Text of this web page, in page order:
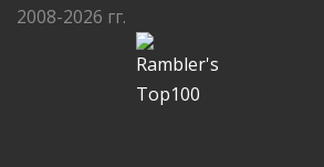
2008-2026 гг.